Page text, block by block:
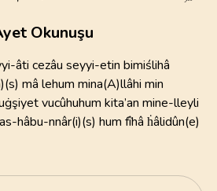
Okunuşu
âti cezâu seyyi-etin bimiślihâ
mâ lehum mina(A)llâhi min
vucûhuhum kita’an mine-lleyli
hâbu-nnâr(i)(s) hum fîhâ ḣâlidûn(e)